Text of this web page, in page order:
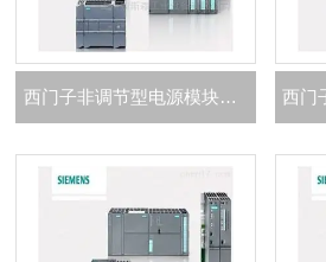
西门子非调节型电源模块代理商